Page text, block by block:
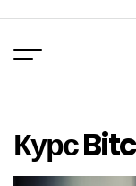
вмісту
Курс